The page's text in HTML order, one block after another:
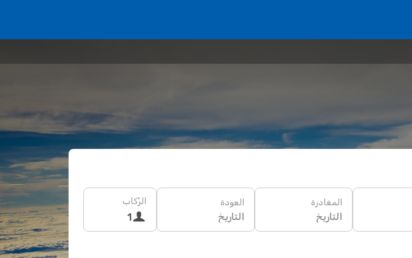
المغادرة
التاريخ
العودة
التاريخ
الرُكاب
1